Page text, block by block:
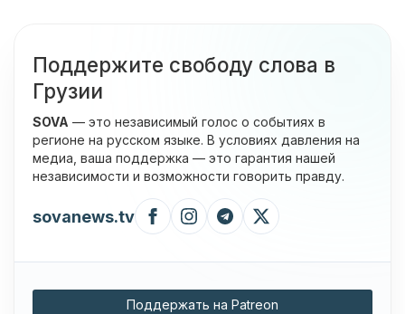
Поддержите свободу слова в
Грузии
SOVA — это независимый голос о событиях в
регионе на русском языке. В условиях давления на
медиа, ваша поддержка — это гарантия нашей
независимости и возможности говорить правду.
sovanews.tv
Поддержать на Patreon